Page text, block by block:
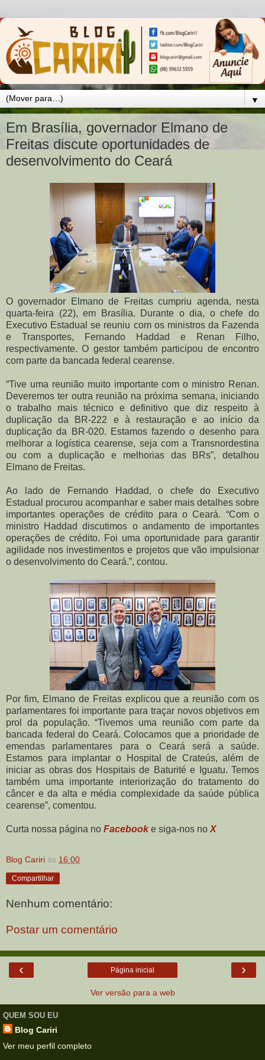
▼
Em Brasília, governador Elmano de
Freitas discute oportunidades de
desenvolvimento do Ceará
O governador Elmano de Freitas cumpriu agenda, nesta
quarta-feira (22), em Brasília. Durante o dia, o chefe do
Executivo Estadual se reuniu com os ministros da Fazenda
e Transportes, Fernando Haddad e Renan Filho,
respectivamente. O gestor também participou de encontro
com parte da bancada federal cearense.
“Tive uma reunião muito importante com o ministro Renan.
Deveremos ter outra reunião na próxima semana, iniciando
o trabalho mais técnico e definitivo que diz respeito à
duplicação da BR-222 e à restauração e ao início da
duplicação da BR-020. Estamos fazendo o desenho para
melhorar a logística cearense, seja com a Transnordestina
ou com a duplicação e melhorias das BRs”, detalhou
Elmano de Freitas.
Ao lado de Fernando Haddad, o chefe do Executivo
Estadual procurou acompanhar e saber mais detalhes sobre
importantes operações de crédito para o Ceará. “Com o
ministro Haddad discutimos o andamento de importantes
operações de crédito. Foi uma oportunidade para garantir
agilidade nos investimentos e projetos que vão impulsionar
o desenvolvimento do Ceará.”, contou.
Por fim, Elmano de Freitas explicou que a reunião com os
parlamentares foi importante para traçar novos objetivos em
prol da população. “Tivemos uma reunião com parte da
bancada federal do Ceará. Colocamos que a prioridade de
emendas parlamentares para o Ceará será a saúde.
Estamos para implantar o Hospital de Crateús, além de
iniciar as obras dos Hospitais de Baturité e Iguatu. Temos
também uma importante interiorização do tratamento do
câncer e da alta e média complexidade da saúde pública
cearense”, comentou.
Curta nossa página no Facebooke siga-nos no X
Blog Cariri às 16:00
Compartilhar
Nenhum comentário:
Postar um comentário
‹ ›
Página inicial
Ver versão para a web
QUEM SOU EU
Blog Cariri
Ver meu perfil completo